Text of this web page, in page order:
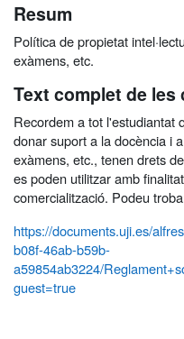
Resum
Política de propietat
exàmens, etc.
Text complet de
Recordem a tot l'estudiantat
donar suport a la docència i
exàmens, etc., tenen drets
es poden utilitzar amb
comercialització. Podeu
https://documents.uji.es/
b08f-46ab-b59b-
a59854ab3224/
guest=true